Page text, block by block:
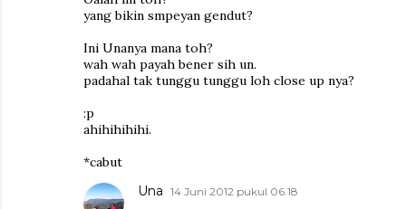
yang bikin smpeyan gendut?
Ini Unanya mana toh?
wah wah payah bener sih un.
padahal tak tunggu tunggu loh close up nya?
:p
ahihihihihi.
*cabut
Una 14 Juni 2012 pukul 06.18